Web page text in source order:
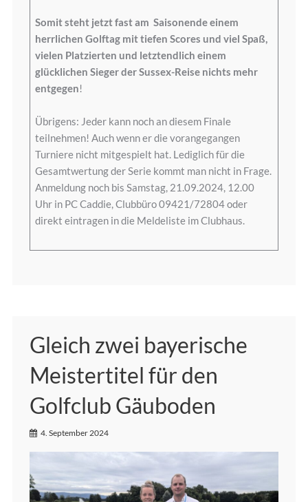
Somit steht jetzt fast am Saisonende einem
herrlichen Golftag mit tiefen Scores und viel Spaß,
vielen Platzierten und letztendlich einem
glücklichen Sieger der Sussex-Reise nichts mehr
entgegen!
Übrigens: Jeder kann noch an diesem Finale
teilnehmen! Auch wenn er die vorangegangen
Turniere nicht mitgespielt hat. Lediglich für die
Gesamtwertung der Serie kommt man nicht in Frage.
Anmeldung noch bis Samstag, 21.09.2024, 12.00
Uhr in PC Caddie, Clubbüro 09421/72804 oder
direkt eintragen in die Meldeliste im Clubhaus.
Gleich zwei bayerische
Meistertitel für den
Golfclub Gäuboden
4. September 2024